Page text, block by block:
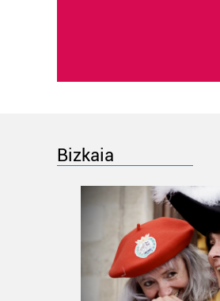
Bizkaia